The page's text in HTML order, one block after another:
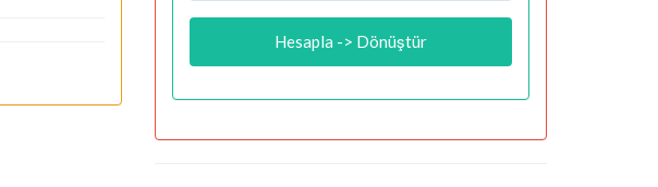
Hesapla -> Dönüştür